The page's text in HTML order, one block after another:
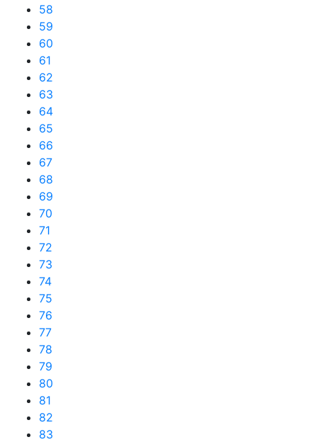
58
59
60
61
62
63
64
65
66
67
68
69
70
71
72
73
74
75
76
77
78
79
80
81
82
83